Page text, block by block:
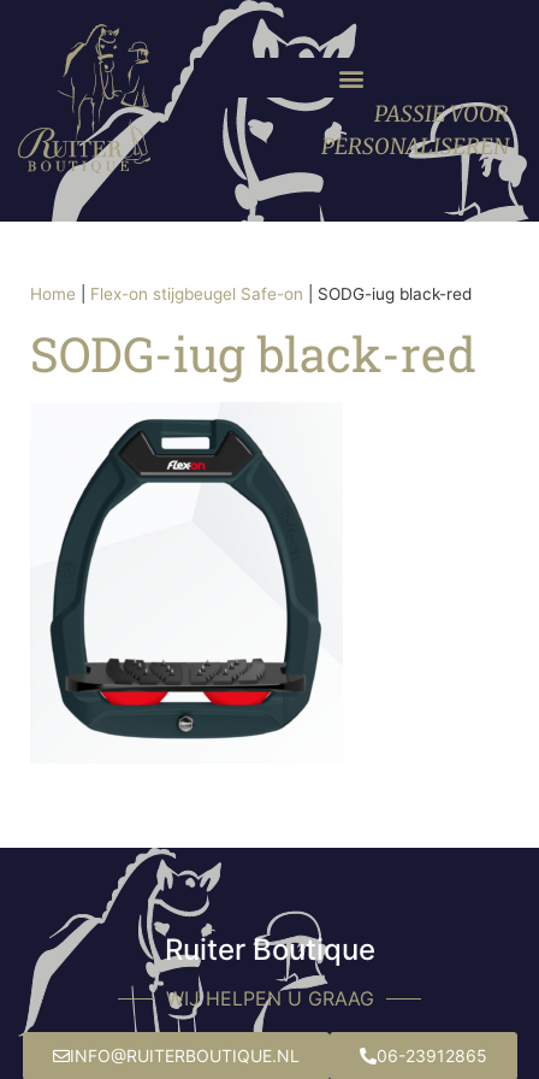
PASSIE VOOR
PERSONALISEREN
Home Flex-on stijgbeugel Safe-on SODG-iug black-red
SODG-iug black-red
Ruiter Boutique
WIJ HELPEN U GRAAG
INFO@RUITERBOUTIQUE.NL 06-23912865